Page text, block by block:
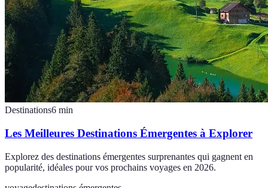
Destinations6 min
Les Meilleures Destinations Émergentes à Explorer
Explorez des destinations émergentes surprenantes qui gagnent en
popularité, idéales pour vos prochains voyages en 2026.